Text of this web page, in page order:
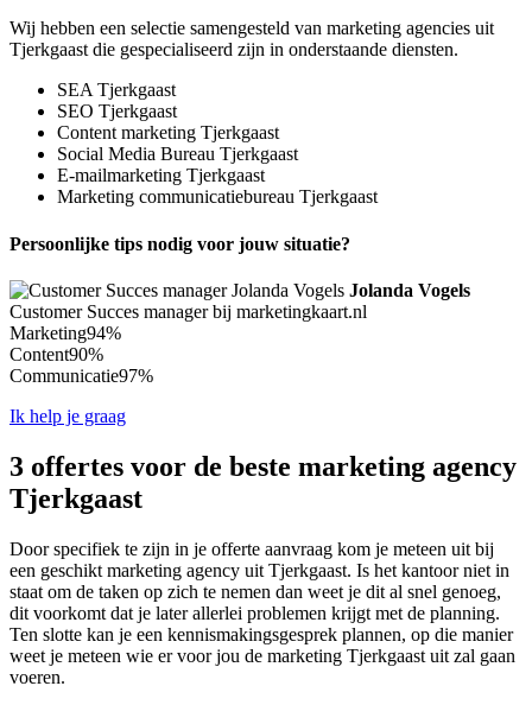
Wij hebben een selectie samengesteld van marketing agencies uit
Tjerkgaast die gespecialiseerd zijn in onderstaande diensten.
SEA Tjerkgaast
SEO Tjerkgaast
Content marketing Tjerkgaast
Social Media Bureau Tjerkgaast
E-mailmarketing Tjerkgaast
Marketing communicatiebureau Tjerkgaast
Persoonlijke tips nodig voor jouw situatie?
Jolanda Vogels
Customer Succes manager bij marketingkaart.nl
Marketing94%
Content90%
Communicatie97%
Ik help je graag
3 offertes voor de beste marketing agency
Tjerkgaast
Door specifiek te zijn in je offerte aanvraag kom je meteen uit bij
een geschikt marketing agency uit Tjerkgaast. Is het kantoor niet in
staat om de taken op zich te nemen dan weet je dit al snel genoeg,
dit voorkomt dat je later allerlei problemen krijgt met de planning.
Ten slotte kan je een kennismakingsgesprek plannen, op die manier
weet je meteen wie er voor jou de marketing Tjerkgaast uit zal gaan
voeren.